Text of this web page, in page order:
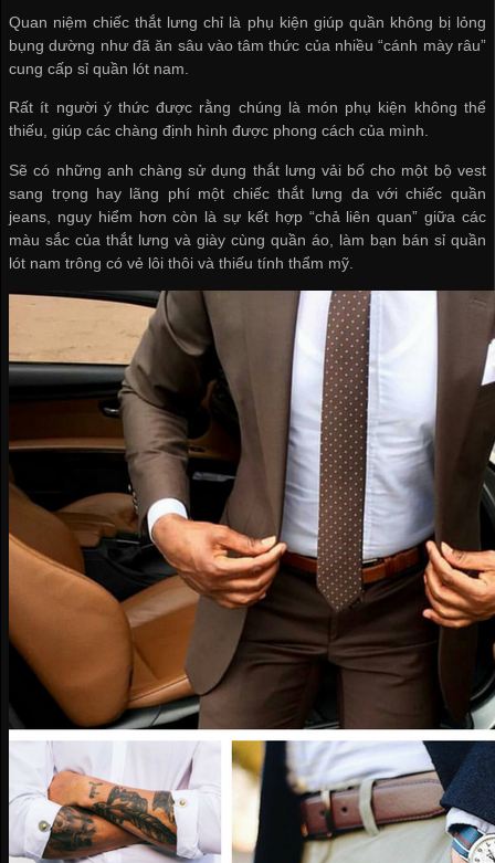
Quan niệm chiếc thắt lưng chỉ là phụ kiện giúp quần không bị lỏng
bụng dường như đã ăn sâu vào tâm thức của nhiều “cánh mày râu”
cung cấp sỉ quần lót nam
Rất ít người ý thức được rằng chúng là món phụ kiện không thể
thiếu, giúp các chàng định hình được phong cách của mình.
Sẽ có những anh chàng sử dụng thắt lưng vải bố cho một bộ vest
sang trọng hay lãng phí một chiếc thắt lưng da với chiếc quần
jeans, nguy hiểm hơn còn là sự kết hợp “chả liên quan” giữa các
màu sắc của thắt lưng và giày cùng quần áo, làm bạn bán sỉ quần
lót nam trông có vẻ lôi thôi và thiếu tính thẩm mỹ.